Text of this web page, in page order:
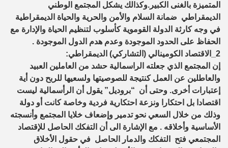
المتميزة بالغنى الكبير.وكذالك يشكل المجتمع الوطني
الديمقراطي ضمانة السلام والأمن والحرية والحياة الديمقراطية
في وجه كارثة الدولة القوموية كأسلوب لتنظيم الحياة والإدارة مع
الحفاظ على الحدود الموجودة وعدم هدم الدول الموجودة .
2_الاقتصاد الكومينالي (التشاركي) الديمقراطي:
إن المجتمع الذي جعلته الراسمالية حشد من العاملين العبيد
والعاطلين عن العمل كنتيجة للصوصيتها ولسعيها للربح دون أية
إعتبارات أخرى. وحتى أن “بروديل” يقول أن الرأسمالية ليست
اقتصادا بل احتكارا ونزعة احتكارية فردية وخاصة كانت أو دولة
وذلك من خلال السعي نحو تدمير وإضعاف خلايا المجتمع وأنسجته
الأساسية وأخلاقه . مع الإشارة الى أن التفكك الحاصل للإقتصاد
المجتمعي فتح التفكك والدمار الحاصل في حقول الأخلاق